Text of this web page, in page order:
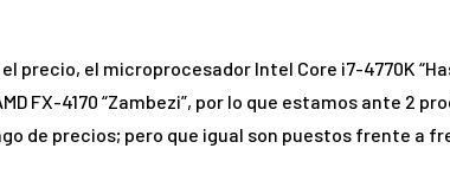
precio, el microprocesador Intel Core i7-4770K
FX-4170 “Zambezi”, por lo que estamos ante 2
de precios; pero que igual son puestos frente a